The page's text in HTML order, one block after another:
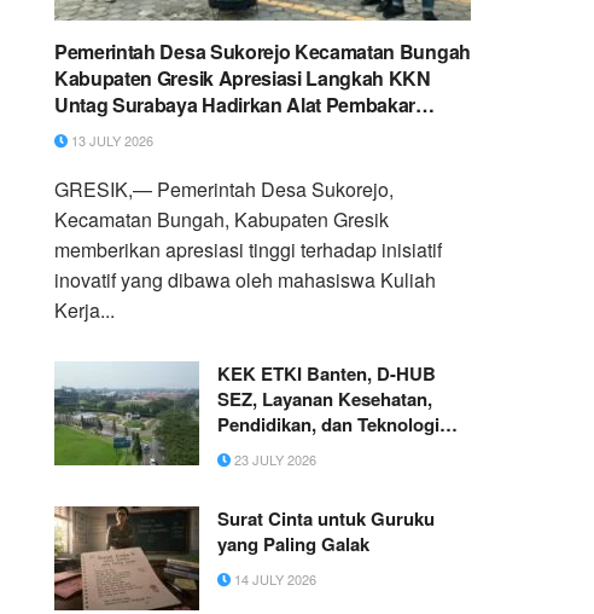
Pemerintah Desa Sukorejo Kecamatan Bungah
Kabupaten Gresik Apresiasi Langkah KKN
Untag Surabaya Hadirkan Alat Pembakar
Sampah Tepat Guna ‘Rocket Stove’
13 JULY 2026
GRESIK,— Pemerintah Desa Sukorejo,
Kecamatan Bungah, Kabupaten Gresik
memberikan apresiasi tinggi terhadap inisiatif
inovatif yang dibawa oleh mahasiswa Kuliah
Kerja...
KEK ETKI Banten, D-HUB
SEZ, Layanan Kesehatan,
Pendidikan, dan Teknologi
Bertaraf Global di BSD City
23 JULY 2026
Surat Cinta untuk Guruku
yang Paling Galak
14 JULY 2026